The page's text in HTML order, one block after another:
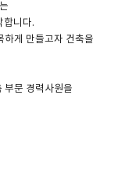
니다.
하게 만들고자 건축을
부문 경력사원을